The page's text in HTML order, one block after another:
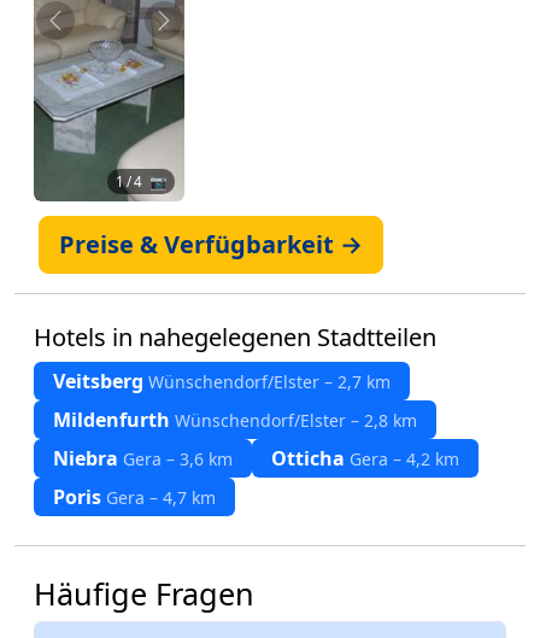
Zurück Weiter
1/ 4 📷
Preise & Verfügbarkeit →
Hotels in nahegelegenen Stadtteilen
Veitsberg Wünschendorf/Elster – 2,7 km
Mildenfurth Wünschendorf/Elster – 2,8 km
Niebra Gera – 3,6 km Otticha Gera – 4,2 km
Poris Gera – 4,7 km
Häufige Fragen